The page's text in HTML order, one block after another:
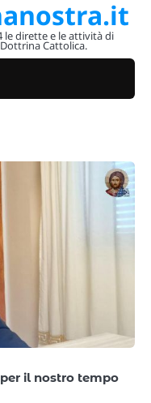
le dirette e le attività di
Cattolica.
il nostro tempo